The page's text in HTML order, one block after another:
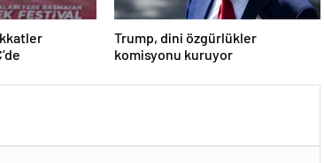
Trump, dini özgürlükler
komisyonu kuruyor